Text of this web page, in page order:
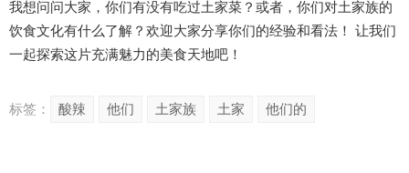
我想问问大家，你们有没有吃过土家菜？或者，你们对土家族的
饮食文化有什么了解？欢迎大家分享你们的经验和看法！ 让我们
一起探索这片充满魅力的美食天地吧！
标签： 酸辣 他们 土家族 土家 他们的